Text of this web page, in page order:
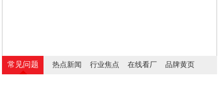
常见问题 热点新闻 行业焦点 在线看厂 品牌黄页